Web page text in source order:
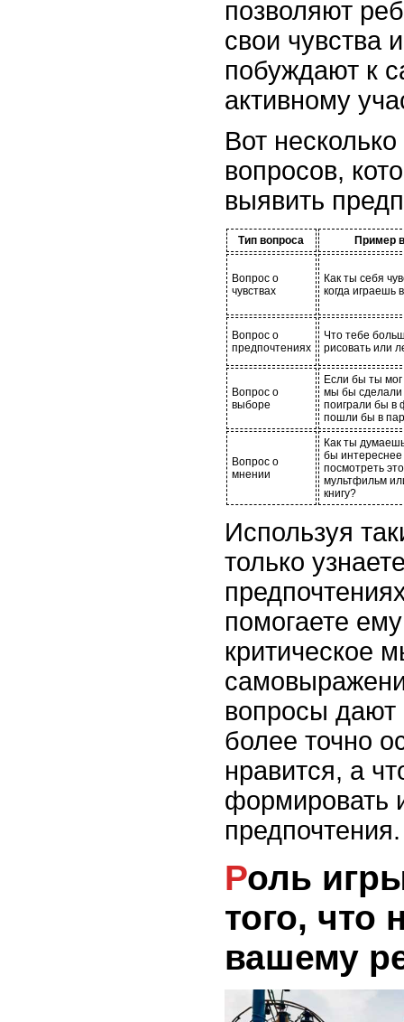
позволяют
свои чувства
побуждают к
активному
Вот
вопросов,
выявить
Тип вопроса Пример
Вопрос о
чувствах
Как ты себя
когда играешь
Вопрос о
предпочтениях
Что тебе
рисовать или
Вопрос о
выборе
Если бы ты
мы бы сделали
поиграли бы в
пошли бы в
Вопрос о
мнении
Как ты
бы интереснее
посмотреть
мультфильм
книгу?
Используя
только
помогаете
критическое
вопросы дают
более точно
нравится, а
формировать
предпочтения.
Роль игры в понимании
того, что
вашему